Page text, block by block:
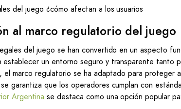
del juego ¿cómo afectan a los usuarios
al marco regulatorio del juego
del juego se han convertido en un aspecto
establecer un entorno seguro y transparente tanto
el marco regulatorio se ha adaptado para proteger
garantiza que los operadores cumplan con
Argentina se destaca como una opción popular